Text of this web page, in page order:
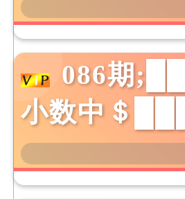
086期
小数中＄